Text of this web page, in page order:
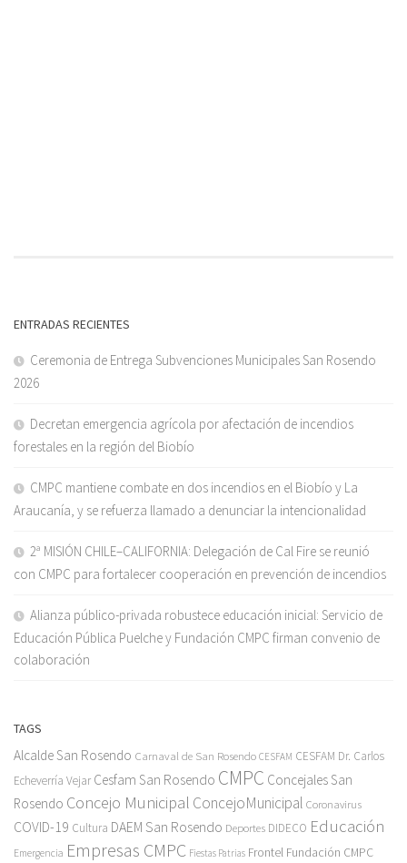
ENTRADAS RECIENTES
Ceremonia de Entrega Subvenciones Municipales San Rosendo
2026
Decretan emergencia agrícola por afectación de incendios
forestales en la región del Biobío
CMPC mantiene combate en dos incendios en el Biobío y La
Araucanía, y se refuerza llamado a denunciar la intencionalidad
2ª MISIÓN CHILE–CALIFORNIA: Delegación de Cal Fire se reunió
con CMPC para fortalecer cooperación en prevención de incendios
Alianza público-privada robustece educación inicial: Servicio de
Educación Pública Puelche y Fundación CMPC firman convenio de
colaboración
TAGS
Alcalde San Rosendo Carnaval de San Rosendo CESFAM CESFAM Dr. Carlos
Echeverría Vejar Cesfam San Rosendo CMPC Concejales San
Rosendo Concejo Municipal ConcejoMunicipal Coronavirus
COVID-19 Cultura DAEM San Rosendo Deportes DIDECO Educación
Emergencia Empresas CMPC Fiestas Patrias Frontel Fundación CMPC